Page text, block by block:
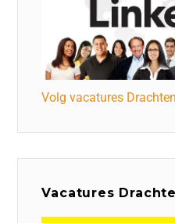
Volg vacatures
Vacatures